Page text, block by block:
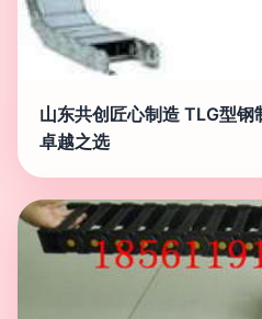
山东共创匠心制造 TLG型
卓越之选